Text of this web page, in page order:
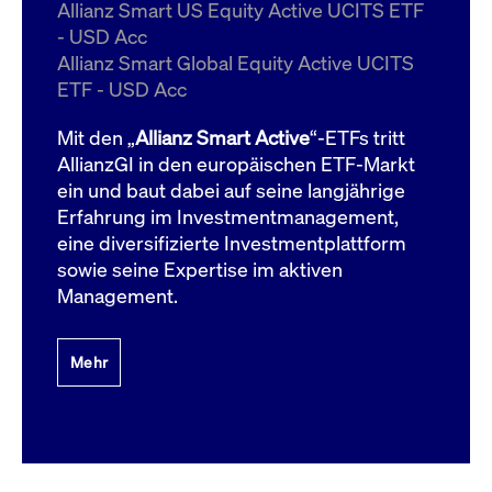
Allianz Smart US Equity Active UCITS ETF
- USD Acc
Allianz Smart Global Equity Active UCITS
ETF - USD Acc
Mit den „Allianz Smart Active“-ETFs tritt
AllianzGI in den europäischen ETF-Markt
ein und baut dabei auf seine langjährige
Erfahrung im Investmentmanagement,
eine diversifizierte Investmentplattform
sowie seine Expertise im aktiven
Management.
Mehr
ApplicationGatewayAffinityCORS
boerse.com
Domain
bis